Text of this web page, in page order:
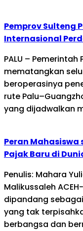
Pemprov Sulteng
Internasional
PALU –
mematangkan
beroperasinya
rute
yang dijadwalkan
Peran Mahasiswa
Pajak Baru di
Penulis: Mahara
Malikussaleh
dipandang
yang tak
berbangsa dan